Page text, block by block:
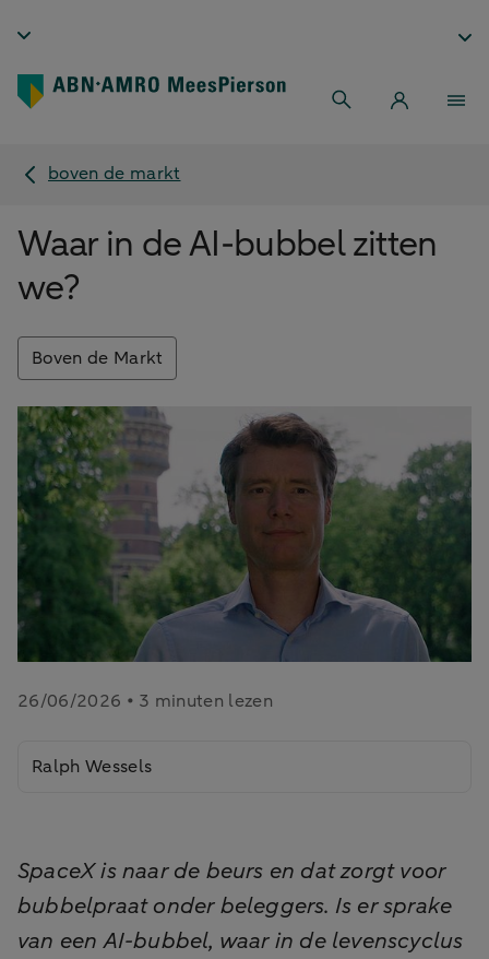
boven de markt
Waar in de AI-bubbel zitten
we?
Boven de Markt
26/06/2026 • 3 minuten lezen
Ralph Wessels
SpaceX is naar de beurs en dat zorgt voor
bubbelpraat onder beleggers. Is er sprake
van een AI-bubbel, waar in de levenscyclus